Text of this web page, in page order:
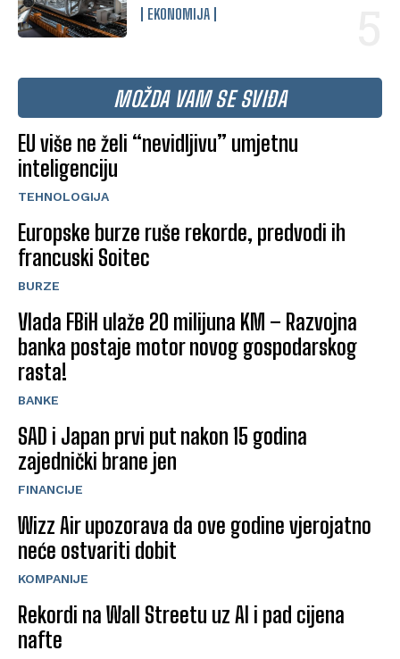
EKONOMIJA
MOŽDA VAM SE SVIĐA
EU više ne želi “nevidljivu” umjetnu
inteligenciju
TEHNOLOGIJA
Europske burze ruše rekorde, predvodi ih
francuski Soitec
BURZE
Vlada FBiH ulaže 20 milijuna KM – Razvojna
banka postaje motor novog gospodarskog
rasta!
BANKE
SAD i Japan prvi put nakon 15 godina
zajednički brane jen
FINANCIJE
Wizz Air upozorava da ove godine vjerojatno
neće ostvariti dobit
KOMPANIJE
Rekordi na Wall Streetu uz AI i pad cijena
nafte